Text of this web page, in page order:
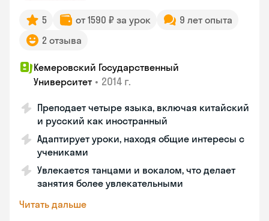
5 от 1590 ₽ за урок
9 лет опыта
2 отзыва
Кемеровский Государственный
Университет • 2014 г.
Преподает четыре языка, включая китайский
и русский как иностранный
Адаптирует уроки, находя общие интересы с
учениками
Увлекается танцами и вокалом, что делает
занятия более увлекательными
Читать дальше